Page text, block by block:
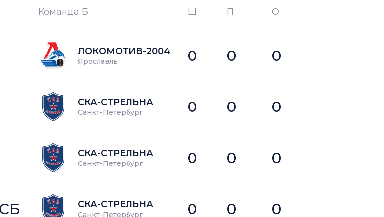
Команда Б Ш П О
ЛОКОМОТИВ-2004
Ярославль 0 0 0
СКА-СТРЕЛЬНА
Санкт-Петербург 0 0 0
СКА-СТРЕЛЬНА
Санкт-Петербург 0 0 0
СКА-СТРЕЛЬНА
Санкт-Петербург 0 0 0